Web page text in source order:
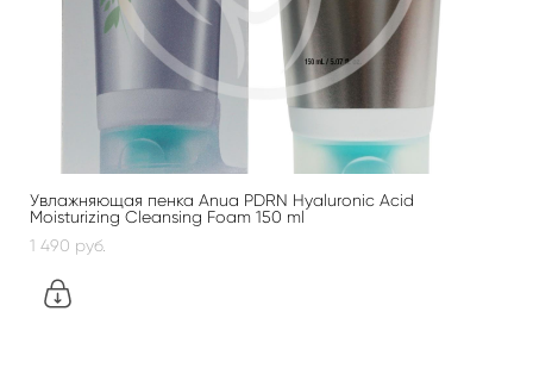
Увлажняющая пенка Anua PDRN Hyaluronic Acid
Moisturizing Cleansing Foam 150 ml
1 490 pуб.